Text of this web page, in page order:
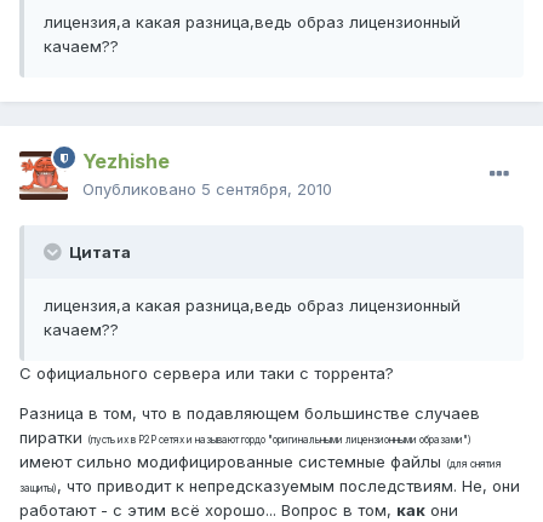
лицензия,а какая разница,ведь образ лицензионный
качаем??
Yezhishe
Опубликовано 5 сентября, 2010
Цитата
лицензия,а какая разница,ведь образ лицензионный
качаем??
С официального сервера или таки с торрента?
Разница в том, что в подавляющем большинстве случаев
пиратки (пусть их в P2P сетях и называют гордо "оригинальными лицензионными образами")
имеют сильно модифицированные системные файлы (для снятия
защиты) , что приводит к непредсказуемым последствиям. Не, они
работают - с этим всё хорошо... Вопрос в том, как они